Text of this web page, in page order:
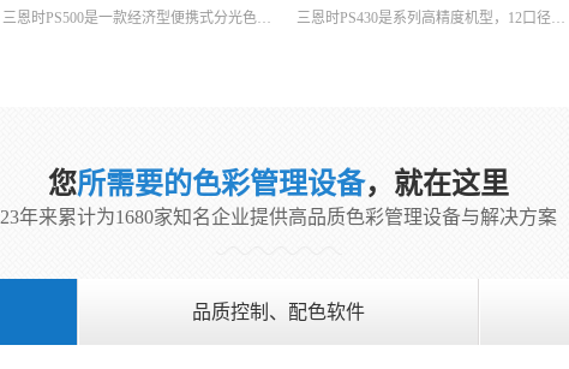
三恩时PS500是一款经济型便携式分光色差仪，主打基础场景精准测色需求。采用三口径灵活配置，搭配双光路设计与自研算法，能稳定输出精准色彩数据，兼容多系统软件与手机APP扩展，是塑胶电子、油漆涂料、纺织... 三恩时PS430是系列高精度机型，12口径全维度适配+重复性ΔE*ab≤0.02，台间差≤0.2表现，专为高端配色、精确颜色传递设计，UV光源+双模式测量技术，覆盖荧光与常规样品，适用于对测色精度要求...
您所需要的色彩管理设备，就在这里
23年来累计为1680家知名企业提供高品质色彩管理设备与解决方案
品质控制、配色软件